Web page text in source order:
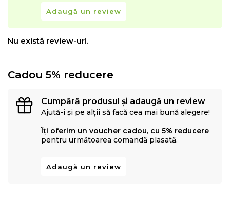
Adaugă un review
Nu există review-uri.
Cadou 5% reducere
Cumpără produsul și adaugă un review
Ajută-i și pe alții să facă cea mai bună alegere!
Îți oferim un voucher cadou, cu 5% reducere
pentru următoarea comandă plasată.
Adaugă un review